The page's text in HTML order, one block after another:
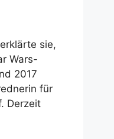
sie,
Wars-
2017
für
Derzeit